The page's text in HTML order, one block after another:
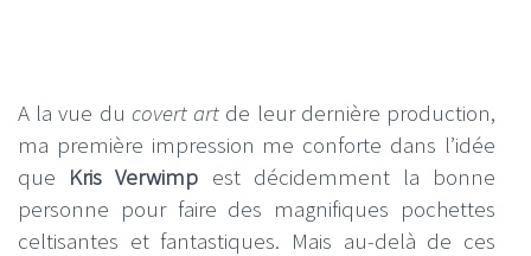
A la vue du covert art de leur dernière production,
ma première impression me conforte dans l’idée
que Kris Verwimp est décidemment la bonne
personne pour faire des magnifiques pochettes
celtisantes et fantastiques. Mais au-delà de ces